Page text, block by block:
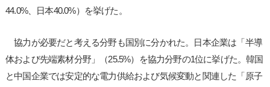
44.0%、日本40.0%）を挙げた。
協力が必要だと考える分野も国別に分かれた。日本企業は「半導
体および先端素材分野」（25.5%）を協力分野の1位に挙げた。韓国
と中国企業では安定的な電力供給および気候変動と関連した「原子